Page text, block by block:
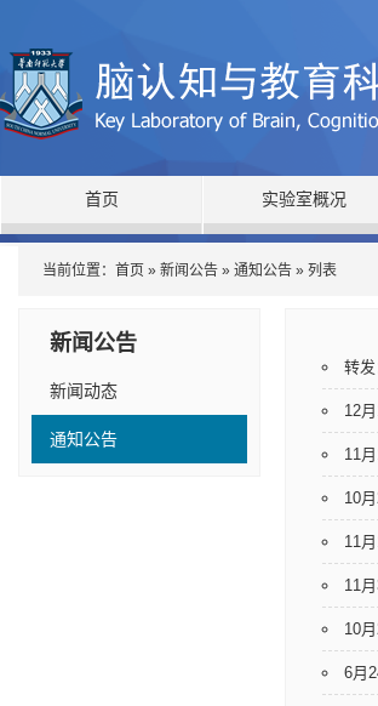
首页 实验室概况
当前位置： 首页 » 新闻公告 » 通知公告 » 列表
新闻公告
新闻动态
通知公告
转
12
11
10
11
11
10
6月